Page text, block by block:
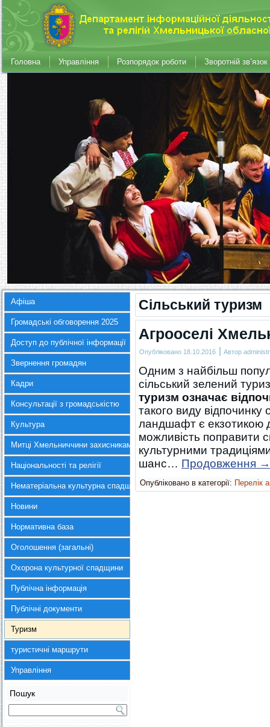
Головна Управління Розпорядок роботи Зворотній зв’язок
Афіша
Громадські обговорення 2025
Доступ до публічної інформації
Звернення громадян
Кадри
Консультації з громадськістю
Культура
Митці Хмельниччини захисникам України
Національності та релігії
Нематеріальна культурна спадщина
Новини
Нормативна база
Оголошення (загальні)
Охорона культурної спадщини
Публічна інформація
Публічні документи
Туризм
туристичні маршрути
Управління
Пошук
Сільський туризм
Агрооселі
Опубліковано 18.10.2016 | Автор
Одним з найбільш
сільський зелений
туризм означає
такого виду
ландшафт є екзотикою
можливість поправити
культурними
шанс… Продовження →
Опубліковано в категорії: Перелік